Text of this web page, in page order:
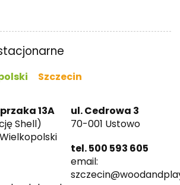
Szczecin
13A
Shell)
ul. Cedrowa 3
70-001 Ustowo
tel. 500 593 605
email: